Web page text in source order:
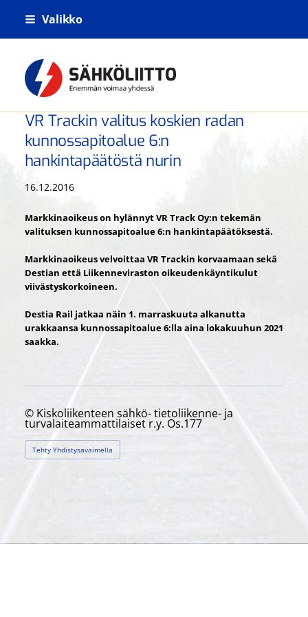
Siirry
sivun
sisältöön
Valikko
Kiskoliikenteen sähkö- tietoliikenne-
VR Trackin valitus koskien radan
kunnossapitoalue 6:n
hankintapäätöstä nurin
16.12.2016
Markkinaoikeus on hylännyt VR Track Oy:n tekemän
valituksen kunnossapitoalue 6:n hankintapäätöksestä.
Markkinaoikeus velvoittaa VR Trackin korvaamaan sekä
Destian että Liikenneviraston oikeudenkäyntikulut
viivästyskorkoineen.
Destia Rail jatkaa näin 1. marraskuuta alkanutta
urakkaansa kunnossapitoalue 6:lla aina lokakuuhun 2021
saakka.
© Kiskoliikenteen sähkö- tietoliikenne- ja
turvalaiteammattilaiset r.y. Os.177
Tehty Yhdistysavaimella